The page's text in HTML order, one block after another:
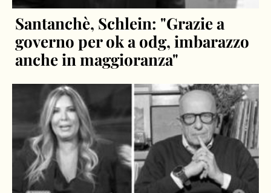
Santanchè, Schlein: "Grazie a
governo per ok a odg, imbarazzo
anche in maggioranza"